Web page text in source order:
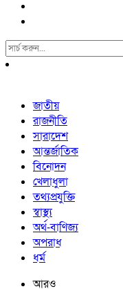
Search
For:
জাতীয়
রাজনীতি
সারাদেশ
আন্তর্জাতিক
বিনোদন
খেলাধুলা
তথ্যপ্রযুক্তি
স্বাস্থ্য
অর্থ-বাণিজ্য
অপরাধ
ধর্ম
আরও